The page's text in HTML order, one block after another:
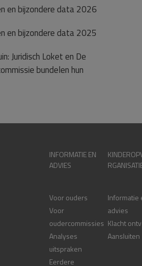
en bijzondere data 2026
en bijzondere data 2025
Juridisch Loket en De
bundelen hun
INFORMATIE EN
ADVIES
Voor ouders
Voor
oudercommissies
Analyses
uitspraken
Eerdere
Informatie
advies
Klacht
Aansluiten